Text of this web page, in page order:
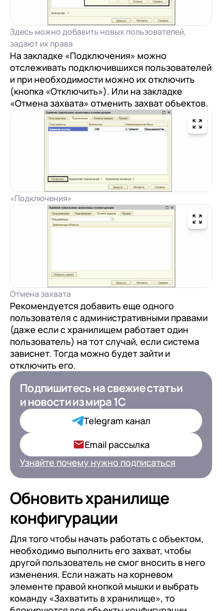
Здесь можно добавить новых пользователей,
задают их права
На закладке «Подключения» можно
отслеживать подключившихся пользователей
и при необходимости можно их отключить
(кнопка «Отключить»). Или на закладке
«Отмена захвата» отменить захват объектов.
«Подключения»
Отмена захвата
Рекомендуется добавить еще одного
пользователя с административными правами
(даже если с хранилищем работает один
пользователь) на тот случай, если система
зависнет. Тогда можно будет зайти и
отключить его.
Подпишитесь на свежие статьи
и новостииз мира 1С
Telegram канал
Email рассылка
Узнайте почему нужно подписаться
Подпишитесь на свежие статьи
и новостииз мира 1С для ИТ-
Директоров
Подписаться
на обработку персональных
данных
Обновить хранилище
конфигурации
Для того чтобы начать работать с объектом,
необходимо выполнить его захват, чтобы
другой пользователь не смог вносить в него
изменения. Если нажать на корневом
элементе правой кнопкой мышки и выбрать
команду «Захватить в хранилище», то